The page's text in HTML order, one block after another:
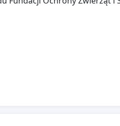
Fundacji na Rzecz
Animals
Fundacji Pegasus